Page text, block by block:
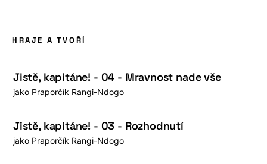
HRAJE A TVOŘÍ
Jistě, kapitáne! - 04 - Mravnost nade vše
jako Praporčík Rangi-Ndogo
Jistě, kapitáne! - 03 - Rozhodnutí
jako Praporčík Rangi-Ndogo